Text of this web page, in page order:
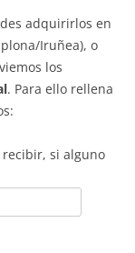
adquirirlos en
Iruñea), o
los
. Para ello rellena
si alguno